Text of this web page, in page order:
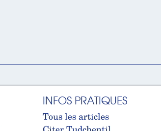
INFOS PRATIQUES
Tous les articles